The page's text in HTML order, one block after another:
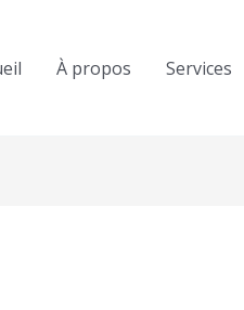
À propos Services